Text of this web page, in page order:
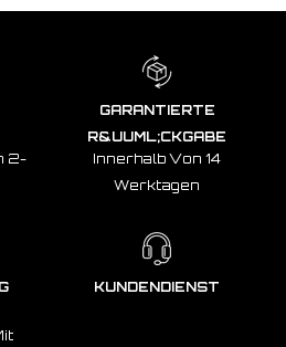
2-
GARANTIERTE
R&UUML;CKGABE
Innerhalb Von 14
Werktagen
KUNDENDIENST